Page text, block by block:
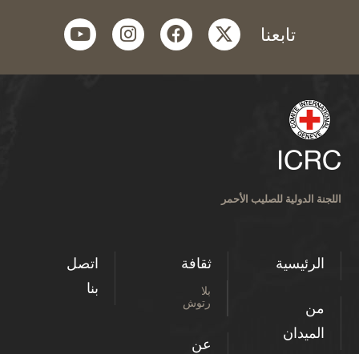
تابعنا twitter
facebook
instagram
youtube
اللجنة الدولية للصليب الأحمر
الرئيسية
من
الميدان
ثقافة
بلا
رتوش
عن
اتصل
بنا